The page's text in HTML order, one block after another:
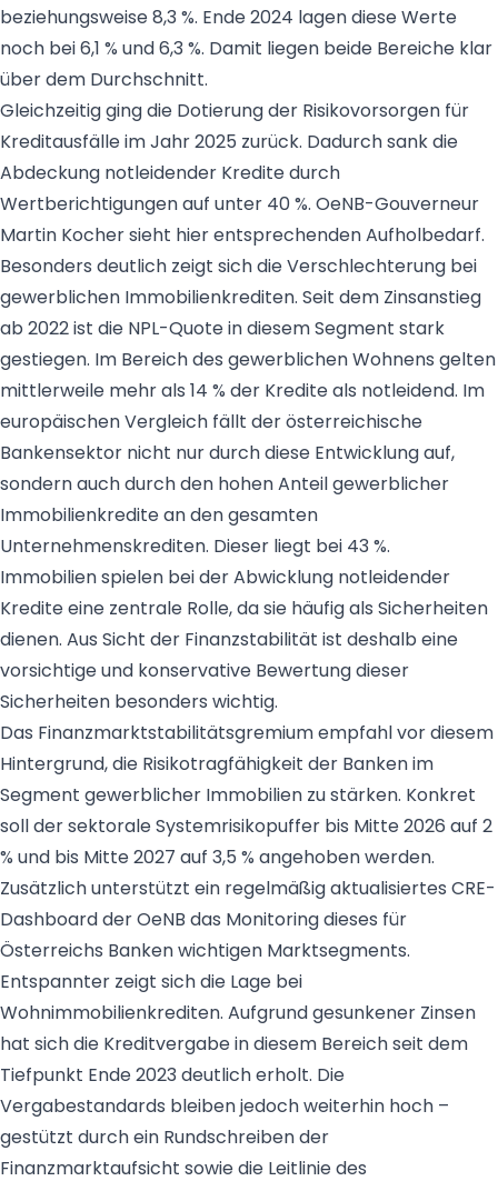
beziehungsweise 8,3 %. Ende 2024 lagen diese Werte
noch bei 6,1 % und 6,3 %. Damit liegen beide Bereiche klar
über dem Durchschnitt.
Gleichzeitig ging die Dotierung der Risikovorsorgen für
Kreditausfälle im Jahr 2025 zurück. Dadurch sank die
Abdeckung notleidender Kredite durch
Wertberichtigungen auf unter 40 %. OeNB-Gouverneur
Martin Kocher sieht hier entsprechenden Aufholbedarf.
Besonders deutlich zeigt sich die Verschlechterung bei
gewerblichen Immobilienkrediten. Seit dem Zinsanstieg
ab 2022 ist die NPL-Quote in diesem Segment stark
gestiegen. Im Bereich des gewerblichen Wohnens gelten
mittlerweile mehr als 14 % der Kredite als notleidend. Im
europäischen Vergleich fällt der österreichische
Bankensektor nicht nur durch diese Entwicklung auf,
sondern auch durch den hohen Anteil gewerblicher
Immobilienkredite an den gesamten
Unternehmenskrediten. Dieser liegt bei 43 %.
Immobilien spielen bei der Abwicklung notleidender
Kredite eine zentrale Rolle, da sie häufig als Sicherheiten
dienen. Aus Sicht der Finanzstabilität ist deshalb eine
vorsichtige und konservative Bewertung dieser
Sicherheiten besonders wichtig.
Das Finanzmarktstabilitätsgremium empfahl vor diesem
Hintergrund, die Risikotragfähigkeit der Banken im
Segment gewerblicher Immobilien zu stärken. Konkret
soll der sektorale Systemrisikopuffer bis Mitte 2026 auf 2
% und bis Mitte 2027 auf 3,5 % angehoben werden.
Zusätzlich unterstützt ein regelmäßig aktualisiertes CRE-
Dashboard der OeNB das Monitoring dieses für
Österreichs Banken wichtigen Marktsegments.
Entspannter zeigt sich die Lage bei
Wohnimmobilienkrediten. Aufgrund gesunkener Zinsen
hat sich die Kreditvergabe in diesem Bereich seit dem
Tiefpunkt Ende 2023 deutlich erholt. Die
Vergabestandards bleiben jedoch weiterhin hoch –
gestützt durch ein Rundschreiben der
Finanzmarktaufsicht sowie die Leitlinie des